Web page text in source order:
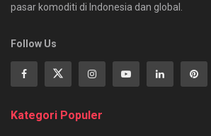
pasar komoditi di Indonesia dan global.
Follow Us
Kategori Populer